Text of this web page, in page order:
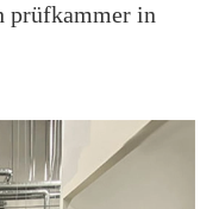
prüfkammer in